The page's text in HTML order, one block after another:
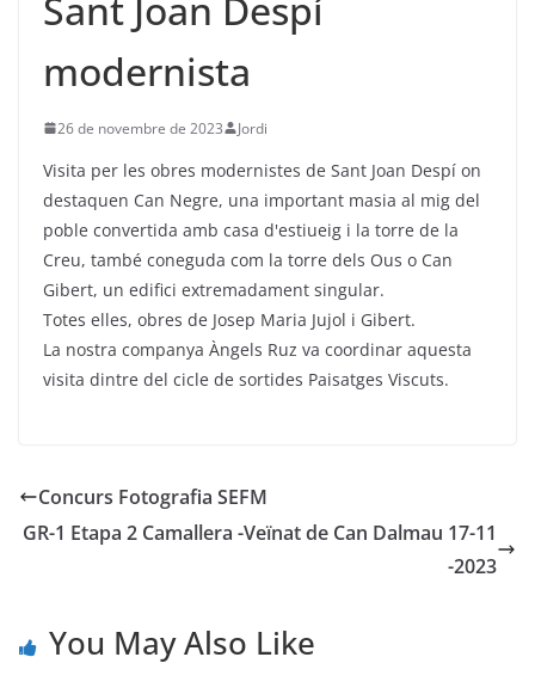
modernista
26 de novembre de 2023 Jordi
Visita per les obres modernistes de Sant Joan Despí on
destaquen Can Negre, una important masia al mig del
poble convertida amb casa d'estiueig i la torre de la
Creu, també coneguda com la torre dels Ous o Can
Gibert, un edifici extremadament singular.
Totes elles, obres de Josep Maria Jujol i Gibert.
La nostra companya Àngels Ruz va coordinar aquesta
visita dintre del cicle de sortides Paisatges Viscuts.
Concurs Fotografia SEFM
GR-1 Etapa 2 Camallera -Veïnat de Can Dalmau 17-11
-2023
You May Also Like